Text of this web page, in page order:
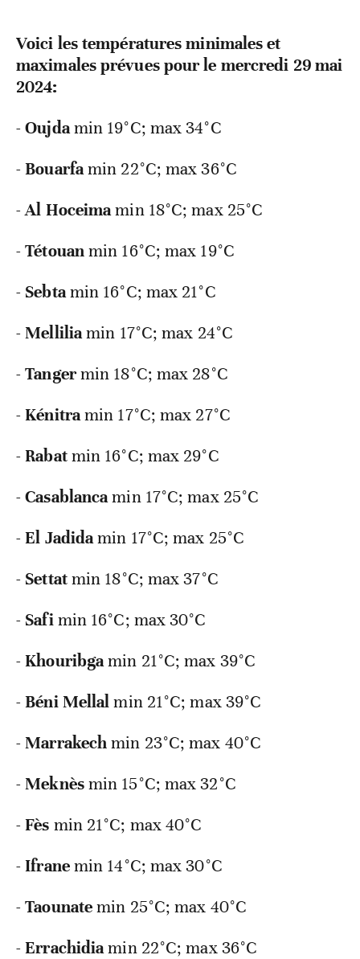
Voici les températures minimales et
maximales prévues pour le mercredi 29 mai
2024:
-Oujdamin 19°C; max 34°C
-Bouarfamin 22°C; max 36°C
-Al Hoceimamin 18°C; max 25°C
-Tétouanmin 16°C; max 19°C
- Sebtamin 16°C; max 21°C
-Melliliamin 17°C; max 24°C
-Tangermin 18°C; max 28°C
-Kénitramin 17°C; max 27°C
-Rabatmin 16°C; max 29°C
-Casablancamin 17°C; max 25°C
-El Jadidamin 17°C; max 25°C
- Settatmin 18°C; max 37°C
- Safimin 16°C; max 30°C
-Khouribgamin 21°C; max 39°C
-Béni Mellalmin 21°C; max 39°C
-Marrakechmin 23°C; max 40°C
-Meknèsmin 15°C; max 32°C
-Fès min 21°C; max 40°C
-Ifranemin 14°C; max 30°C
-Taounatemin 25°C; max 40°C
-Errachidiamin 22°C; max 36°C